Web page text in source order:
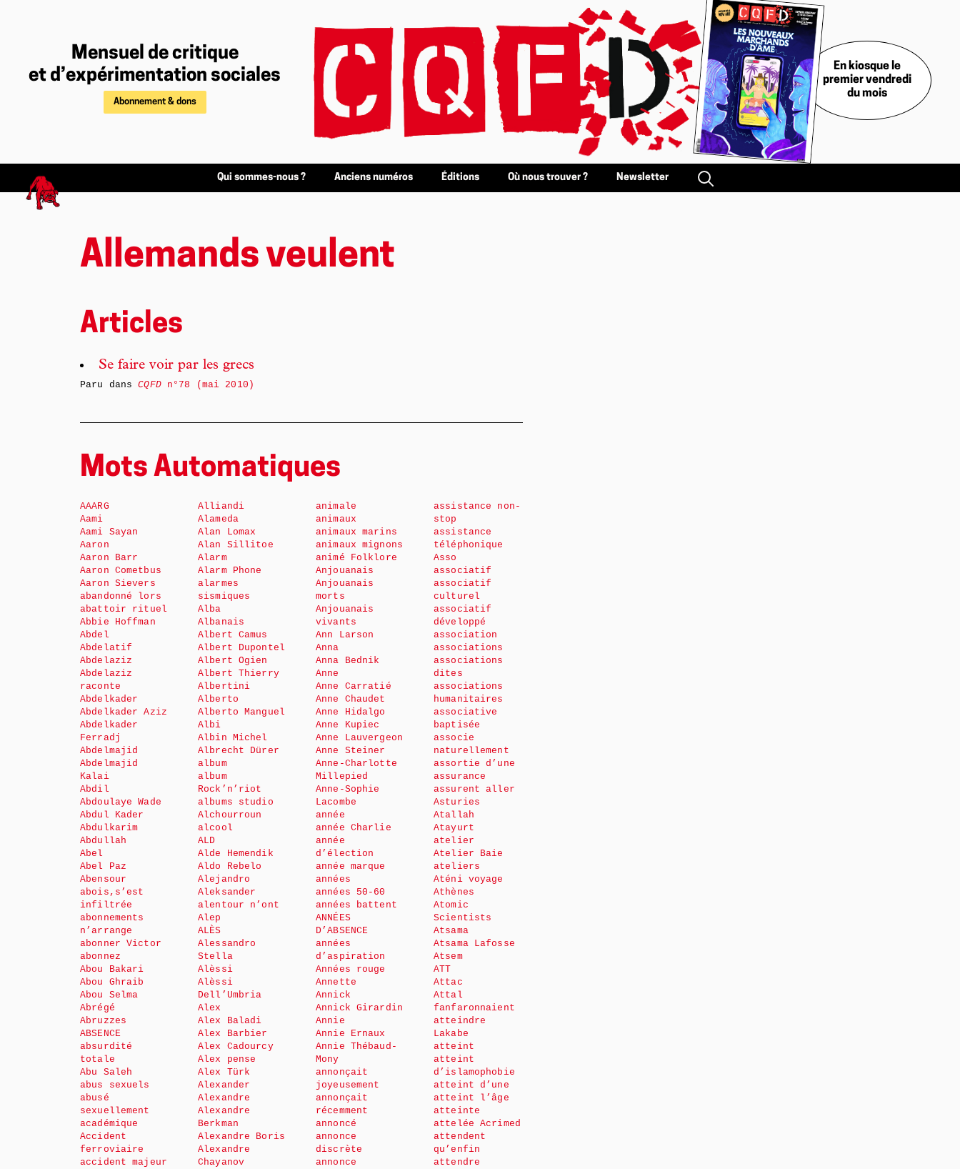
Mensuel de critique
et d’expérimentation sociales
Abonnement & dons
En kiosque le
premier vendredi
du mois
Qui sommes-nous ? Anciens numéros Éditions Où nous trouver ? Newsletter
Allemands veulent
Articles
Se faire voir par les grecs
Paru dansCQFDn°78 (mai 2010)
Mots Automatiques
AAARG
Aami
Aami Sayan
Aaron
Aaron Barr
Aaron Cometbus
Aaron Sievers
abandonné lors
abattoir rituel
Abbie Hoffman
Abdel
Abdelatif
Abdelaziz
Abdelaziz
raconte
Abdelkader
Abdelkader Aziz
Abdelkader
Ferradj
Abdelmajid
Abdelmajid
Kalai
Abdil
Abdoulaye Wade
Abdul Kader
Abdulkarim
Abdullah
Abel
Abel Paz
Abensour
abois,s’est
infiltrée
abonnements
n’arrange
abonner Victor
abonnez
Abou Bakari
Abou Ghraib
Abou Selma
Abrégé
Abruzzes
ABSENCE
absurdité
totale
Abu Saleh
abus sexuels
abusé
sexuellement
académique
Accident
ferroviaire
accident majeur
Alliandi
Alameda
Alan Lomax
Alan Sillitoe
Alarm
Alarm Phone
alarmes
sismiques
Alba
Albanais
Albert Camus
Albert Dupontel
Albert Ogien
Albert Thierry
Albertini
Alberto
Alberto Manguel
Albi
Albin Michel
Albrecht Dürer
album
album
Rock’n’riot
albums studio
Alchourroun
alcool
ALD
Alde Hemendik
Aldo Rebelo
Alejandro
Aleksander
alentour n’ont
Alep
ALÈS
Alessandro
Stella
Alèssi
Alèssi
Dell’Umbria
Alex
Alex Baladi
Alex Barbier
Alex Cadourcy
Alex pense
Alex Türk
Alexander
Alexandre
Alexandre
Berkman
Alexandre Boris
Alexandre
Chayanov
animale
animaux
animaux marins
animaux mignons
animé Folklore
Anjouanais
Anjouanais
morts
Anjouanais
vivants
Ann Larson
Anna
Anna Bednik
Anne
Anne Carratié
Anne Chaudet
Anne Hidalgo
Anne Kupiec
Anne Lauvergeon
Anne Steiner
Anne-Charlotte
Millepied
Anne-Sophie
Lacombe
année
année Charlie
année
d’élection
année marque
années
années 50-60
années battent
ANNÉES
D’ABSENCE
années
d’aspiration
Années rouge
Annette
Annick
Annick Girardin
Annie
Annie Ernaux
Annie Thébaud-
Mony
annonçait
joyeusement
annonçait
récemment
annoncé
annonce
discrète
annonce
assistance non-
stop
assistance
téléphonique
Asso
associatif
associatif
culturel
associatif
développé
association
associations
associations
dites
associations
humanitaires
associative
baptisée
associe
naturellement
assortie d’une
assurance
assurent aller
Asturies
Atallah
Atayurt
atelier
Atelier Baie
ateliers
Aténi voyage
Athènes
Atomic
Scientists
Atsama
Atsama Lafosse
Atsem
ATT
Attac
Attal
fanfaronnaient
atteindre
Lakabe
atteint
atteint
d’islamophobie
atteint d’une
atteint l’âge
atteinte
attelée Acrimed
attendent
qu’enfin
attendre